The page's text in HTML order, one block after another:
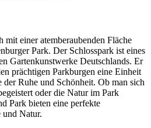
mit einer atemberaubenden Fläche
Park. Der Schlosspark ist eines
Gartenkunstwerke Deutschlands. Er
prächtigen Parkburgen eine Einheit
Ruhe und Schönheit. Ob man sich
oder die Natur im Park
Park bieten eine perfekte
und Natur.